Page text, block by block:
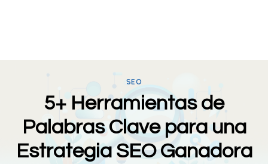
SEO
5+ Herramientas de
Palabras Clave para una
Estrategia SEO Ganadora